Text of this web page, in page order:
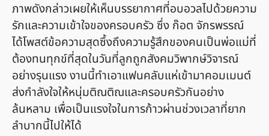
ภาพดังกล่าวเผยให้เห็นบรรยากาศที่อบอวลไปด้วยความ
รักและความเข้าใจของครอบครัว ซึ่ง ก๊อต จักรพรรณ์
ได้โพสต์ข้อความสุดซึ้งถึงความรู้สึกของคนเป็นพ่อแม่ที่
ต้องทนทุกข์ที่สุดในวันที่ลูกถูกสังคมวิพากษ์วิจารณ์
อย่างรุนแรง งานนี้ทำเอาแฟนคลับแห่เข้ามาคอมเมนต์
ส่งกำลังใจให้หนุ่มติณติณและครอบครัวกันอย่าง
ล้นหลาม เพื่อเป็นแรงใจในการก้าวผ่านช่วงเวลาที่ยาก
ลำบากนี้ไปให้ได้